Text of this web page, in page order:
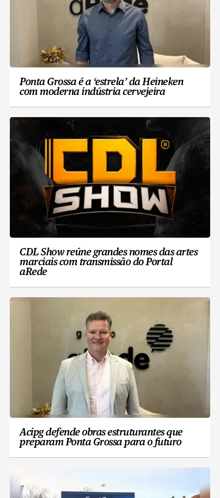
Ponta Grossa é a ‘estrela’ da Heineken
com moderna indústria cervejeira
CDL Show reúne grandes nomes das artes
marciais com transmissão do Portal
aRede
Acipg defende obras estruturantes que
preparam Ponta Grossa para o futuro